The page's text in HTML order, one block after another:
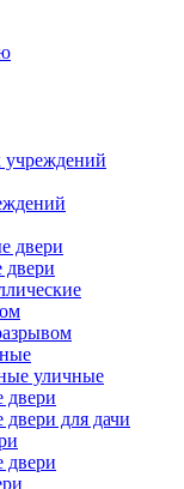
учреждений
двери
двери
уличные
двери
для дачи
двери